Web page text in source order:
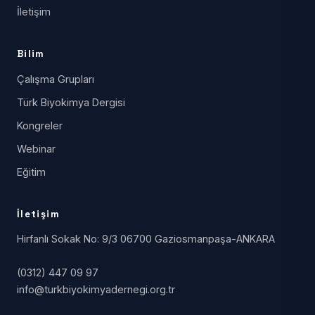
İletişim
Bilim
Çalışma Grupları
Türk Biyokimya Dergisi
Kongreler
Webinar
Eğitim
İletişim
Hirfanlı Sokak No: 9/3 06700 Gaziosmanpaşa-ANKARA
(0312) 447 09 97
info@turkbiyokimyadernegi.org.tr